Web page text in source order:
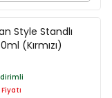
Style Standlı
(Kırmızı)